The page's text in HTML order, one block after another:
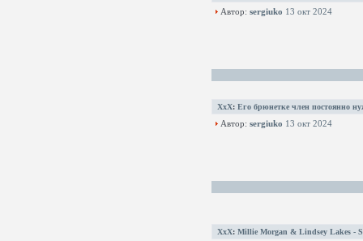
Автор: sergiuko 13 окт 2024
XxX: Его брюнетке член постоянно
Автор: sergiuko 13 окт 2024
XxX: Millie Morgan & Lindsey Lakes -